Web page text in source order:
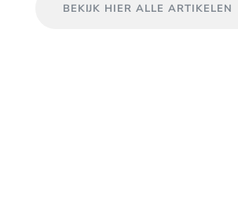
BEKIJK HIER ALLE ARTIKELEN